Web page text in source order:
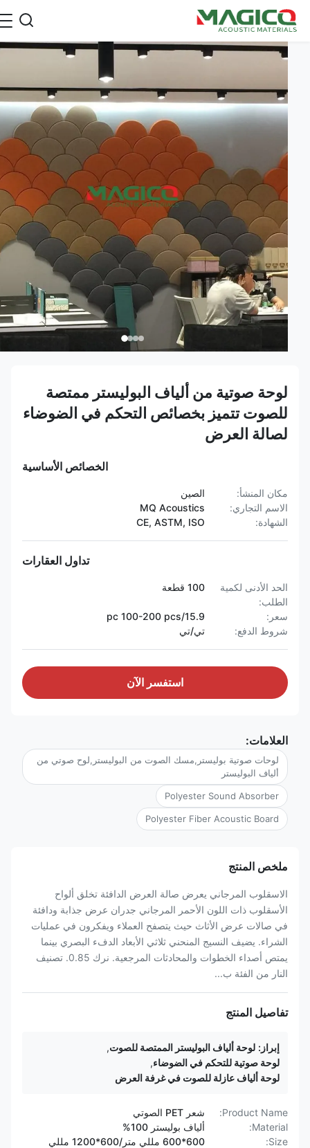
لوحة صوتية من ألياف البوليستر ممتصة
للصوت تتميز بخصائص التحكم في الضوضاء
لصالة العرض
الخصائص الأساسية
مكان المنشأ:
الصين
الاسم التجاري:
MQ Acoustics
الشهادة:
CE, ASTM, ISO
تداول العقارات
الحد الأدنى لكمية
الطلب:
100 قطعة
شروط الدفع:
تي/تي
استفسر الآن
العلامات:
لوحات صوتية بوليستر,مسك الصوت من البوليستر,لوح صوتي من
ألياف البوليستر
Polyester Sound Absorber
Polyester Fiber Acoustic Board
ملخص المنتج
الاسقلوب المرجاني يعرض صالة العرض الدافئة تخلق ألواح
الأسقلوب ذات اللون الأحمر المرجاني جدران عرض جذابة ودافئة
في صالات عرض الأثاث حيث يتصفح العملاء ويفكرون في عمليات
الشراء. يضيف النسيج المنحني ثلاثي الأبعاد الدفء البصري بينما
يمتص أصداء الخطوات والمحادثات المرجعية. نرك 0.85. تصنيف
النار من الفئة ب...
تفاصيل المنتج
لوحة ألياف البوليستر الممتصة للصوت,
لوحة صوتية للتحكم في الضوضاء,
لوحة ألياف عازلة للصوت في غرفة العرض
Product Name:
شعر PET الصوتي
Material:
ألياف بوليستر 100%
600*600 مللي متر/600*1200 مللي